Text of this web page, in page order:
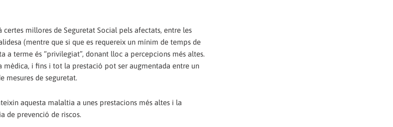
millores de Seguretat Social pels afectats, entre les
(mentre que si que es requereix un mínim de temps de
a terme és “privilegiat”, donant lloc a percepcions més altes.
i fins i tot la prestació pot ser augmentada entre un
mesures de seguretat.
aquesta malaltia a unes prestacions més altes i la
de prevenció de riscos.